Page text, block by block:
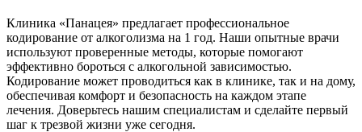
Клиника «Панацея» предлагает профессиональное
кодирование от алкоголизма на 1 год. Наши опытные врачи
используют проверенные методы, которые помогают
эффективно бороться с алкогольной зависимостью.
Кодирование может проводиться как в клинике, так и на дому,
обеспечивая комфорт и безопасность на каждом этапе
лечения. Доверьтесь нашим специалистам и сделайте первый
шаг к трезвой жизни уже сегодня.